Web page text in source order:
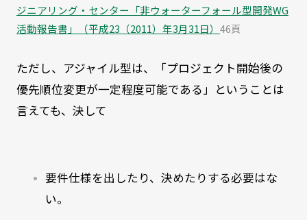
ジニアリング・センター「非ウォーターフォール型開発WG
活動報告書」（平成23（2011）年3月31日） 46頁
ただし、アジャイル型は、「プロジェクト開始後の
優先順位変更が一定程度可能である」ということは
言えても、決して
要件仕様を出したり、決めたりする必要はな
い。